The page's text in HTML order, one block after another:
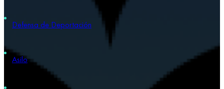
Defensa de Deportación
Asilo